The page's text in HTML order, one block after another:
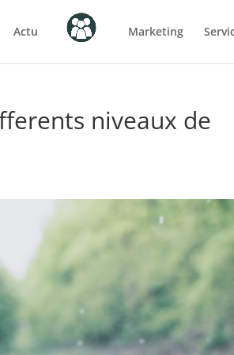
Actu Marketing
niveaux de